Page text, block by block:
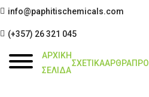
info@paphitischemicals.com
(+357) 26 321 045
ΑΡΧΙΚΗ
ΣΕΛΙΔΑ
ΣΧΕΤΙΚΑΑΡΘΡΑ
ΔΩΡΕΑΝ